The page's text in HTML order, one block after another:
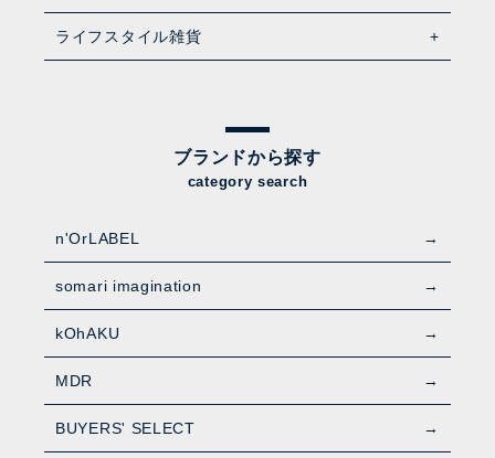
ライフスタイル雑貨
ブランドから探す
category search
n'OrLABEL
somari imagination
kOhAKU
MDR
BUYERS' SELECT